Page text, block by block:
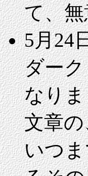
て、
5月24
ダー
なり
文章
いつ